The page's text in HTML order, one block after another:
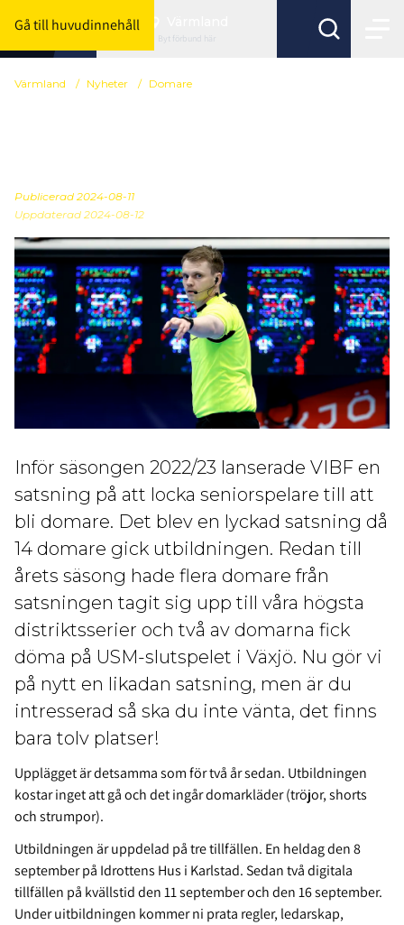
Gå till huvudinnehåll
Byt förbund här
Värmland / Nyheter / Domare
Publicerad 2024-08-11
Uppdaterad 2024-08-12
Inför säsongen 2022/23 lanserade VIBF en
satsning på att locka seniorspelare till att
bli domare. Det blev en lyckad satsning då
14 domare gick utbildningen. Redan till
årets säsong hade flera domare från
satsningen tagit sig upp till våra högsta
distriktsserier och två av domarna fick
döma på USM-slutspelet i Växjö. Nu gör vi
på nytt en likadan satsning, men är du
intresserad så ska du inte vänta, det finns
bara tolv platser!
Upplägget är detsamma som för två år sedan. Utbildningen
kostar inget att gå och det ingår domarkläder (tröjor, shorts
och strumpor).
Utbildningen är uppdelad på tre tillfällen. En heldag den 8
september på Idrottens Hus i Karlstad. Sedan två digitala
tillfällen på kvällstid den 11 september och den 16 september.
Under uitbildningen kommer ni prata regler, ledarskap,